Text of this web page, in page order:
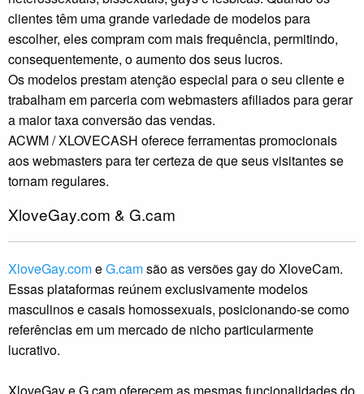
clientes têm uma grande variedade de modelos para
escolher, eles compram com mais frequência, permitindo,
consequentemente, o aumento dos seus lucros.
Os modelos prestam atenção especial para o seu cliente e
trabalham em parceria com webmasters afiliados para gerar
a maior taxa conversão das vendas.
ACWM / XLOVECASH oferece ferramentas promocionais
aos webmasters para ter certeza de que seus visitantes se
tornam regulares.
XloveGay.com & G.cam
XloveGay.comeG.camsão as versões gay do XloveCam.
Essas plataformas reúnem exclusivamente modelos
masculinos e casais homossexuais, posicionando-se como
referências em um mercado de nicho particularmente
lucrativo.